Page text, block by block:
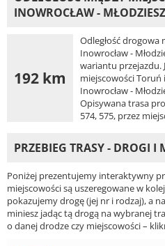
INOWROCŁAW -
192 km
Odległość drogowa
Inowrocław -
wariantu przejazdu.
miejscowości Toruń
Inowrocław -
Opisywana trasa
574, 575, przez
PRZEBIEG TRASY - DROGI I
Poniżej prezentujemy interaktywny
miejscowości są uszeregowane w
pokazujemy drogę (jej nr i rodzaj), a
miniesz jadąc tą drogą na wybranej
o danej drodze czy miejscowości –